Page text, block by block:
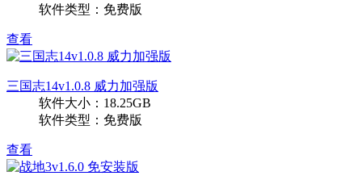
软件类型：免费版
查看
三国志14v1.0.8 威力加强版
软件大小：18.25GB
软件类型：免费版
查看